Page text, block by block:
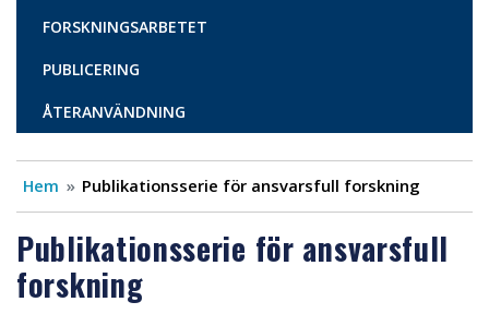
FORSKNINGSARBETET
PUBLICERING
ÅTERANVÄNDNING
Hem Publikationsserie för ansvarsfull forskning
Publikationsserie för ansvarsfull
forskning